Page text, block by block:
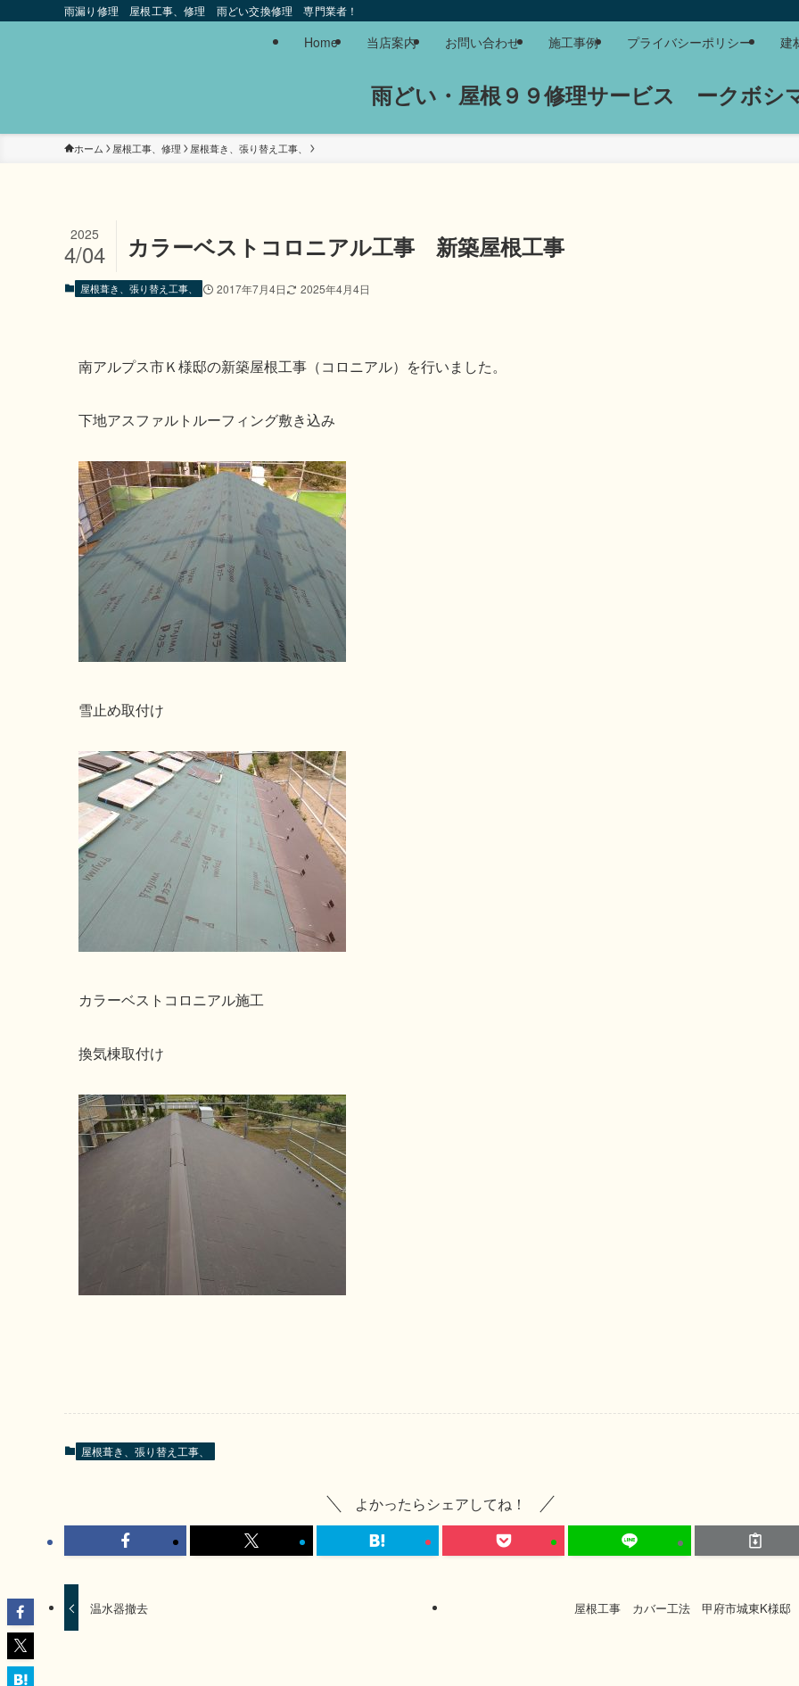
雨漏り修理 屋根工事、修理 雨どい交換修理 専門業者！
雨どい・屋根９９修理サービス ークボシ
Home 当店案内 お問い合わせ 施工事例 プライバシーポリシー 建
ホーム 屋根工事、修理 屋根葺き、張り替え工事、
カラーベストコロニアル工事 新築屋根工事
2025
4/04
屋根葺き、張り替え工事、 2017年7月4日 2025年4月4日
南アルプス市Ｋ様邸の新築屋根工事（コロニアル）を行いました。
下地アスファルトルーフィング敷き込み
雪止め取付け
カラーベストコロニアル施工
換気棟取付け
屋根葺き、張り替え工事、
よかったらシェアしてね！
温水器撤去 屋根工事 カバー工法 甲府市城東K様邸